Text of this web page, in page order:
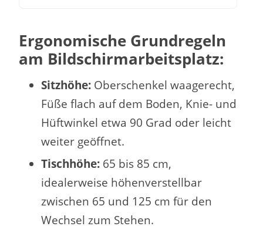
Ergonomische Grundregeln
am Bildschirmarbeitsplatz:
Sitzhöhe: Oberschenkel waagerecht,
Füße flach auf dem Boden, Knie- und
Hüftwinkel etwa 90 Grad oder leicht
weiter geöffnet.
Tischhöhe: 65 bis 85 cm,
idealerweise höhenverstellbar
zwischen 65 und 125 cm für den
Wechsel zum Stehen.